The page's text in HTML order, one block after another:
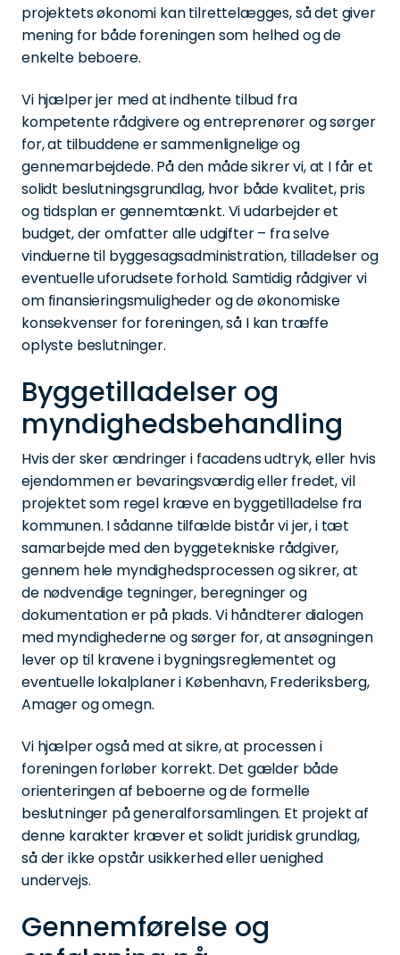
projektets økonomi kan tilrettelægges, så det giver
mening for både foreningen som helhed og de
enkelte beboere.
Vi hjælper jer med at indhente tilbud fra
kompetente rådgivere og entreprenører og sørger
for, at tilbuddene er sammenlignelige og
gennemarbejdede. På den måde sikrer vi, at I får et
solidt beslutningsgrundlag, hvor både kvalitet, pris
og tidsplan er gennemtænkt. Vi udarbejder et
budget, der omfatter alle udgifter – fra selve
vinduerne til byggesagsadministration, tilladelser og
eventuelle uforudsete forhold. Samtidig rådgiver vi
om finansieringsmuligheder og de økonomiske
konsekvenser for foreningen, så I kan træffe
oplyste beslutninger.
Byggetilladelser og
myndighedsbehandling
Hvis der sker ændringer i facadens udtryk, eller hvis
ejendommen er bevaringsværdig eller fredet, vil
projektet som regel kræve en byggetilladelse fra
kommunen. I sådanne tilfælde bistår vi jer, i tæt
samarbejde med den byggetekniske rådgiver,
gennem hele myndighedsprocessen og sikrer, at
de nødvendige tegninger, beregninger og
dokumentation er på plads. Vi håndterer dialogen
med myndighederne og sørger for, at ansøgningen
lever op til kravene i bygningsreglementet og
eventuelle lokalplaner i København, Frederiksberg,
Amager og omegn.
Vi hjælper også med at sikre, at processen i
foreningen forløber korrekt. Det gælder både
orienteringen af beboerne og de formelle
beslutninger på generalforsamlingen. Et projekt af
denne karakter kræver et solidt juridisk grundlag,
så der ikke opstår usikkerhed eller uenighed
undervejs.
Gennemførelse og